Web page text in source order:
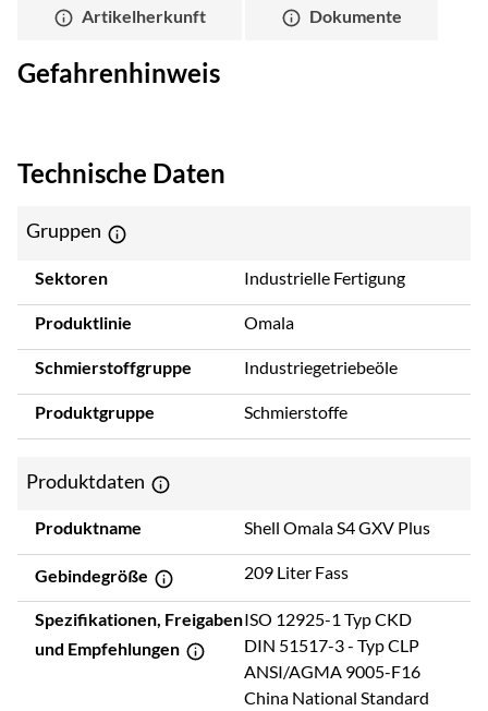
Artikelherkunft Dokumente
Gefahrenhinweis
Technische Daten
Gruppen
Sektoren Industrielle Fertigung
Produktlinie Omala
Schmierstoffgruppe Industriegetriebeöle
Produktgruppe Schmierstoffe
Produktdaten
Produktname Shell Omala S4 GXV Plus
Gebindegröße 209 Liter Fass
Spezifikationen, Freigaben
und Empfehlungen
ISO 12925-1 Typ CKD
DIN 51517-3 - Typ CLP
ANSI/AGMA 9005-F16
China National Standard